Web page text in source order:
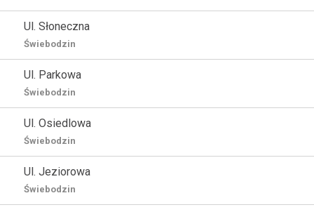
Ul. Słoneczna
Świebodzin
Ul. Parkowa
Świebodzin
Ul. Osiedlowa
Świebodzin
Ul. Jeziorowa
Świebodzin